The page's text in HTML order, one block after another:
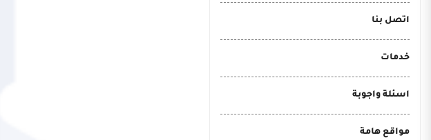
اتصل بنا
خدمات
اسئلة واجوبة
مواقع هامة